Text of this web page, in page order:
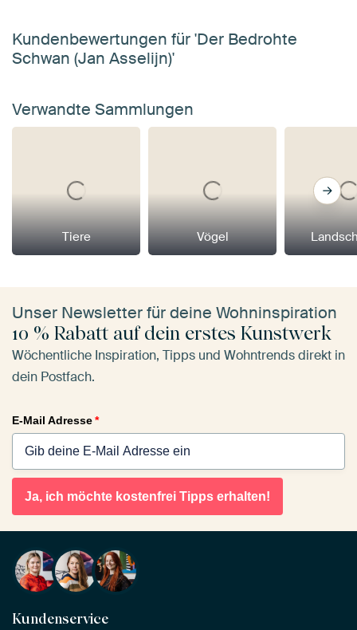
Kundenbewertungen für 'Der Bedrohte
Schwan (Jan Asselijn)'
Verwandte Sammlungen
Tiere Vögel
Unser Newsletter für deine Wohninspiration
10 % Rabatt auf dein erstes Kunstwerk
Wöchentliche Inspiration, Tipps und Wohntrends direkt in
dein Postfach.
E-Mail Adresse*
Ja, ich möchte kostenfrei Tipps erhalten!
Kundenservice